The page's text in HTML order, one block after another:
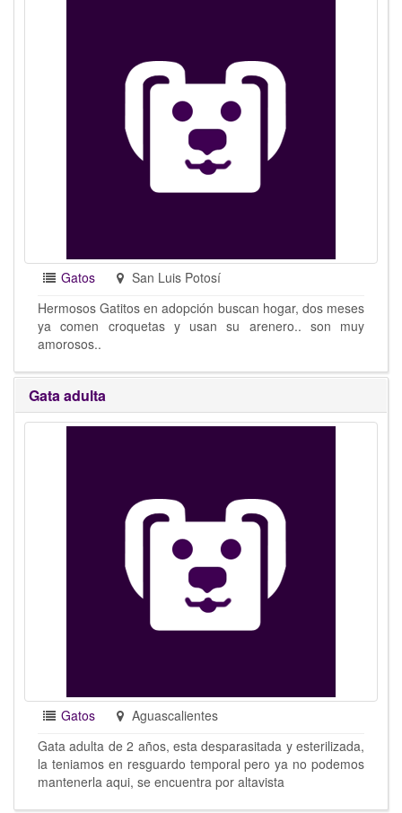
Gatos
San Luis Potosí
Hermosos Gatitos en adopción buscan hogar, dos meses
ya comen croquetas y usan su arenero.. son muy
amorosos..
Gata adulta
Gatos
Aguascalientes
Gata adulta de 2 años, esta desparasitada y esterilizada,
la teniamos en resguardo temporal pero ya no podemos
mantenerla aqui, se encuentra por altavista